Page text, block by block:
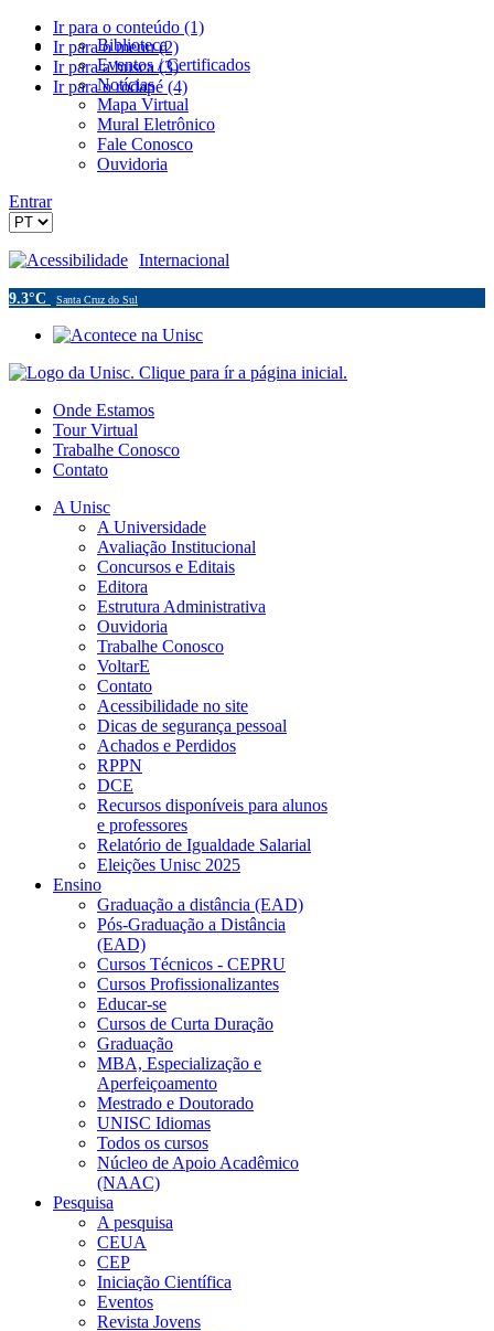
Ir para o conteúdo (1)
Ir para o menu (2)
Ir para a busca (3)
Ir para o rodapé (4)
Biblioteca
Eventos / Certificados
Notícias
Mapa Virtual
Mural Eletrônico
Fale Conosco
Ouvidoria
Entrar
Acessibilidade Internacional
9.3°C Santa Cruz do Sul
Onde Estamos
Tour Virtual
Trabalhe Conosco
Contato
A Unisc
A Universidade
Avaliação Institucional
Concursos e Editais
Editora
Estrutura Administrativa
Ouvidoria
Trabalhe Conosco
VoltarE
Contato
Acessibilidade no site
Dicas de segurança pessoal
Achados e Perdidos
RPPN
DCE
Recursos disponíveis para alunos
e professores
Relatório de Igualdade Salarial
Eleições Unisc 2025
Ensino
Graduação a distância (EAD)
Pós-Graduação a Distância
(EAD)
Cursos Técnicos - CEPRU
Cursos Profissionalizantes
Educar-se
Cursos de Curta Duração
Graduação
MBA, Especialização e
Aperfeiçoamento
Mestrado e Doutorado
UNISC Idiomas
Todos os cursos
Núcleo de Apoio Acadêmico
(NAAC)
Pesquisa
A pesquisa
CEUA
CEP
Iniciação Científica
Eventos
Revista Jovens